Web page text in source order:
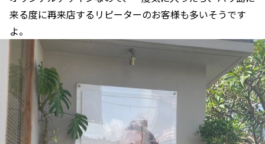
来る度に再来店するリピーターのお客様も多いそうです
よ。